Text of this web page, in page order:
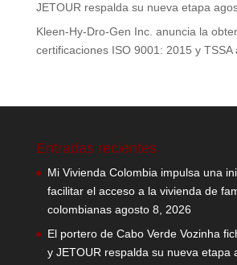
JETOUR respalda su nueva etapa
Kleen-Hy-Dro-Gen Inc. anuncia la
certificaciones ISO 9001: 2015 y TSSA
Entradas recientes
Mi Vivienda Colombia impulsa una
facilitar el acceso a la vivienda de
colombianas agosto 8, 2026
El portero de Cabo Verde Vozinha
y JETOUR respalda su nueva etapa